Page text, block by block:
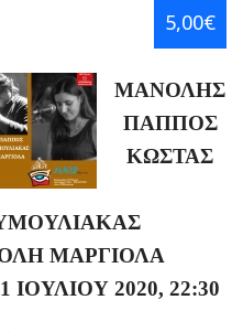
5,00€
ΜΑΝΟΛΗΣ
ΠΑΠΠΟΣ
ΚΩΣΤΑΣ
ΜΑΡΓΙΟΛΑ
ΙΟΥΛΙΟΥ 2020, 22:30